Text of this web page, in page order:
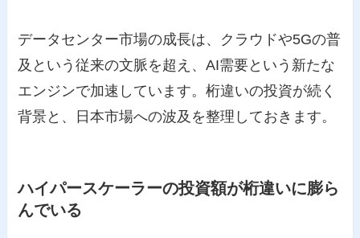
データセンター市場の成長は、クラウドや5Gの普
及という従来の文脈を超え、AI需要という新たな
エンジンで加速しています。桁違いの投資が続く
背景と、日本市場への波及を整理しておきます。
ハイパースケーラーの投資額が桁違いに膨ら
んでいる